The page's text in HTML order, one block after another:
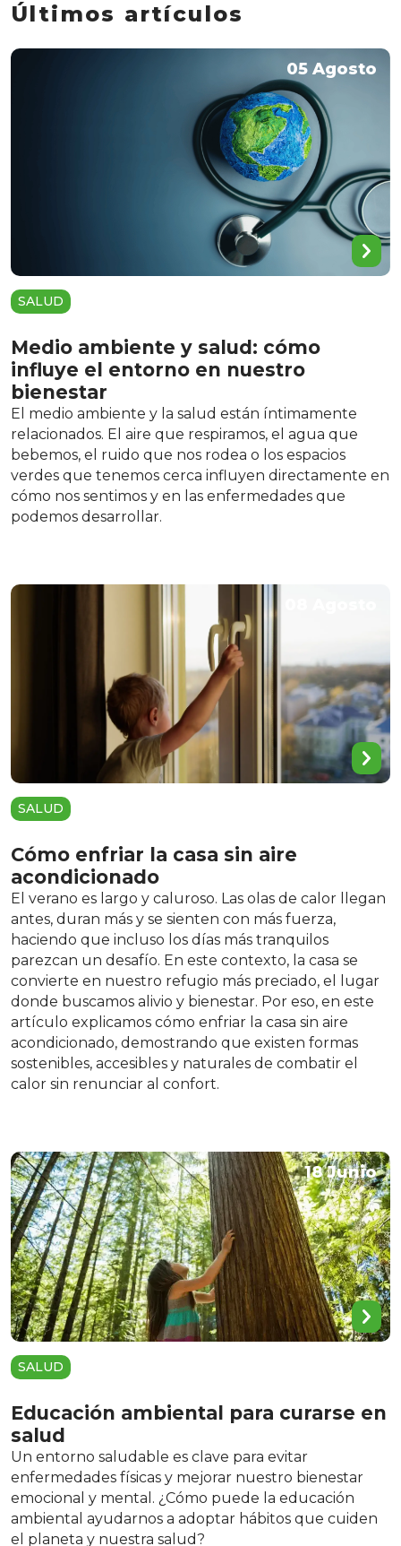
Últimos artículos
05 Agosto
SALUD
Medio ambiente y salud: cómo
influye el entorno en nuestro
bienestar
El medio ambiente y la salud están íntimamente
relacionados. El aire que respiramos, el agua que
bebemos, el ruido que nos rodea o los espacios
verdes que tenemos cerca influyen directamente en
cómo nos sentimos y en las enfermedades que
podemos desarrollar.
SALUD
Cómo enfriar la casa sin aire
acondicionado
El verano es largo y caluroso. Las olas de calor llegan
antes, duran más y se sienten con más fuerza,
haciendo que incluso los días más tranquilos
parezcan un desafío. En este contexto, la casa se
convierte en nuestro refugio más preciado, el lugar
donde buscamos alivio y bienestar. Por eso, en este
artículo explicamos cómo enfriar la casa sin aire
acondicionado, demostrando que existen formas
sostenibles, accesibles y naturales de combatir el
calor sin renunciar al confort.
18 Junio
SALUD
Educación ambiental para curarse en
salud
Un entorno saludable es clave para evitar
enfermedades físicas y mejorar nuestro bienestar
emocional y mental. ¿Cómo puede la educación
ambiental ayudarnos a adoptar hábitos que cuiden
el planeta y nuestra salud?